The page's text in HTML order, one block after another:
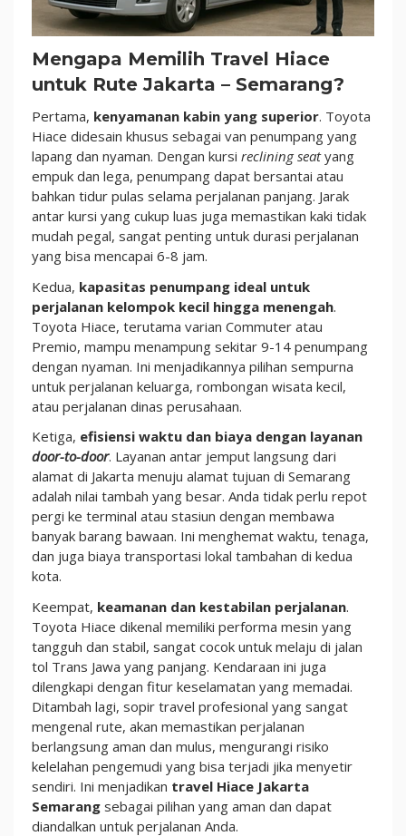
Mengapa Memilih Travel Hiace
untuk Rute Jakarta – Semarang?
Pertama, kenyamanan kabin yang superior. Toyota
Hiace didesain khusus sebagai van penumpang yang
lapang dan nyaman. Dengan kursi reclining seatyang
empuk dan lega, penumpang dapat bersantai atau
bahkan tidur pulas selama perjalanan panjang. Jarak
antar kursi yang cukup luas juga memastikan kaki tidak
mudah pegal, sangat penting untuk durasi perjalanan
yang bisa mencapai 6-8 jam.
Kedua, kapasitas penumpang ideal untuk
perjalanan kelompok kecil hingga menengah.
Toyota Hiace, terutama varian Commuter atau
Premio, mampu menampung sekitar 9-14 penumpang
dengan nyaman. Ini menjadikannya pilihan sempurna
untuk perjalanan keluarga, rombongan wisata kecil,
atau perjalanan dinas perusahaan.
Ketiga, efisiensi waktu dan biaya dengan layanan
door-to-door. Layanan antar jemput langsung dari
alamat di Jakarta menuju alamat tujuan di Semarang
adalah nilai tambah yang besar. Anda tidak perlu repot
pergi ke terminal atau stasiun dengan membawa
banyak barang bawaan. Ini menghemat waktu, tenaga,
dan juga biaya transportasi lokal tambahan di kedua
kota.
Keempat, keamanan dan kestabilan perjalanan.
Toyota Hiace dikenal memiliki performa mesin yang
tangguh dan stabil, sangat cocok untuk melaju di jalan
tol Trans Jawa yang panjang. Kendaraan ini juga
dilengkapi dengan fitur keselamatan yang memadai.
Ditambah lagi, sopir travel profesional yang sangat
mengenal rute, akan memastikan perjalanan
berlangsung aman dan mulus, mengurangi risiko
kelelahan pengemudi yang bisa terjadi jika menyetir
sendiri. Ini menjadikan travel Hiace Jakarta
Semarang sebagai pilihan yang aman dan dapat
diandalkan untuk perjalanan Anda.